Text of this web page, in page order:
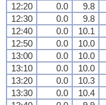
12:20
0.0 9.8
12:30
0.0 9.8
12:40
0.0 10.1
12:50
0.0 10.0
13:00
0.0 10.0
13:10
0.0 10.0
13:20
0.0 10.3
13:30
0.0 10.4